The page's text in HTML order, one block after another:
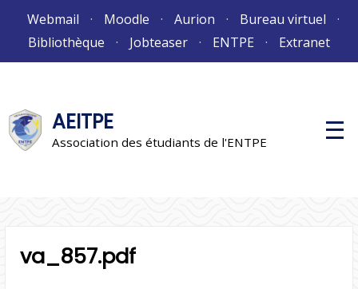
Webmail Moodle Aurion
Bureau virtuel
Bibliothèque
Jobteaser ENTPE Extranet
AEITPE
Association des étudiants de l'ENTPE
M
e
va_857.pdf